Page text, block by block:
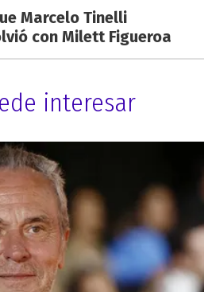
Marcelo Tinelli
con Milett Figueroa
interesar